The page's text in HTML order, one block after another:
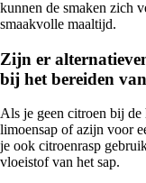
kunnen de smaken zich
smaakvolle maaltijd.
Zijn er
bij het bereiden
Als je geen citroen bij
limoensap of azijn voor
je ook citroenrasp
vloeistof van het sap.